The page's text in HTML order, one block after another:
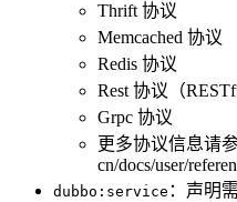
Thrift 协议
Memcached 协议
Redis 协议
Rest 协议（
Grpc 协议
更多协议信息请
cn/docs/user/
dubbo:service ：声明